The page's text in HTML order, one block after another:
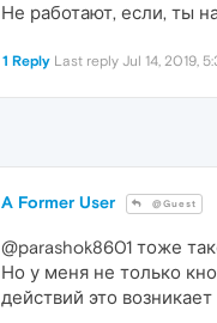
Не работают, если, ты
1 Reply Last reply Jul 14, 2019,
A Former User @Guest
@parashok8601 тоже
Но у меня не только
действий это